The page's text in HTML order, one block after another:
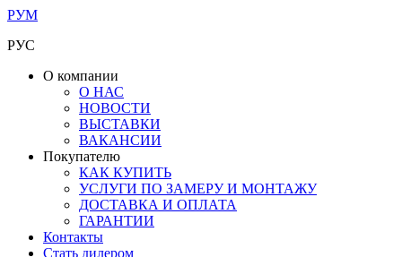
РУМ
РУС
О компании
О НАС
НОВОСТИ
ВЫСТАВКИ
ВАКАНСИИ
Покупателю
КАК КУПИТЬ
УСЛУГИ ПО ЗАМЕРУ И МОНТАЖУ
ДОСТАВКА И ОПЛАТА
ГАРАНТИИ
Контакты
Стать дилером